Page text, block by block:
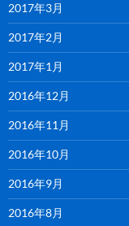
2017年3月
2017年2月
2017年1月
2016年12月
2016年11月
2016年10月
2016年9月
2016年8月